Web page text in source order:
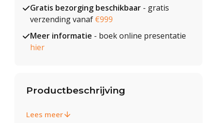
Gratis bezorging beschikbaar - gratis
verzending vanaf €999
Meer informatie - boek online presentatie
hier
Productbeschrijving
Lees meer